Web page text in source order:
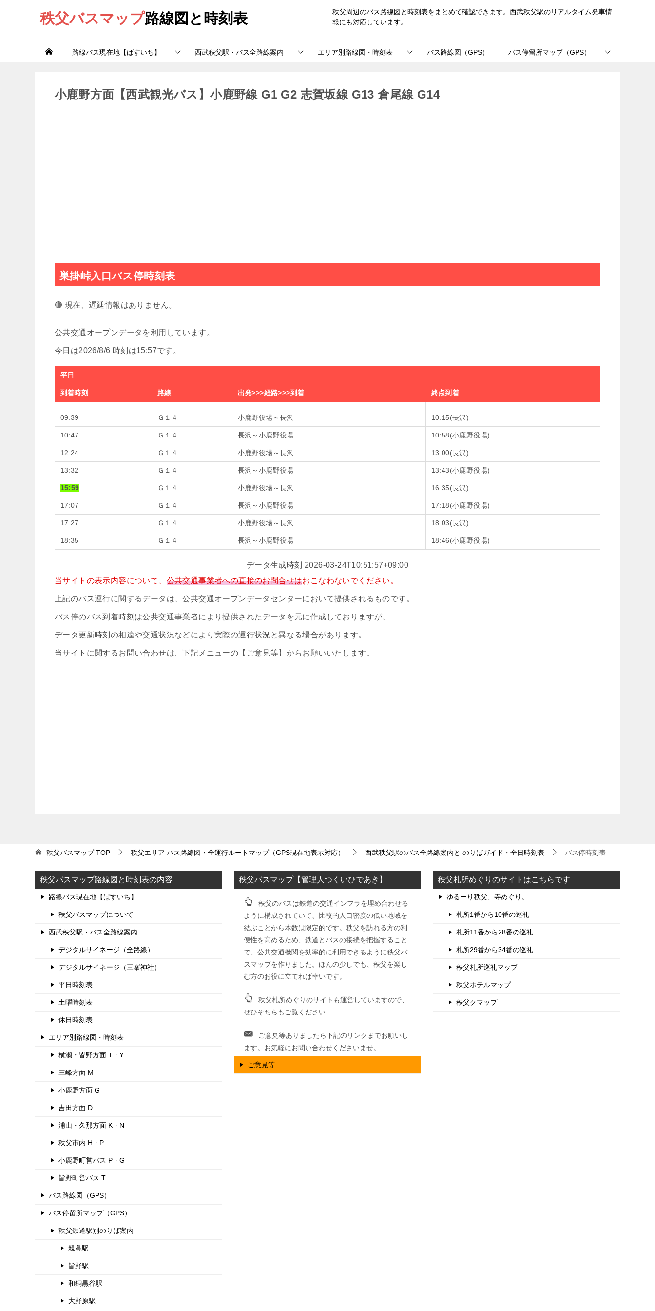
秩父バスマップ路線図と時刻表
秩父周辺のバス路線図と時刻表をまとめて確認できます。西武秩父駅のリアルタイム発車情
報にも対応しています。
路線バス現在地【ばすいち】 西武秩父駅・バス全路線案内 エリア別路線図・時刻表 バス路線図（GPS） バス停留所マップ（GPS）
小鹿野方面【西武観光バス】小鹿野線 G1 G2 志賀坂線 G13 倉尾線 G14
巣掛峠入口バス停時刻表
🟢 現在、遅延情報はありません。
公共交通オープンデータを利用しています。
今日は2026/8/6 時刻は15:57です。
平日
到着時刻 路線 出発>>>経路>>>到着 終点到着
09:39 Ｇ１４ 小鹿野役場～長沢 10:15(長沢)
10:47 Ｇ１４ 長沢～小鹿野役場 10:58(小鹿野役場)
12:24 Ｇ１４ 小鹿野役場～長沢 13:00(長沢)
13:32 Ｇ１４ 長沢～小鹿野役場 13:43(小鹿野役場)
15:59 Ｇ１４ 小鹿野役場～長沢 16:35(長沢)
17:07 Ｇ１４ 長沢～小鹿野役場 17:18(小鹿野役場)
17:27 Ｇ１４ 小鹿野役場～長沢 18:03(長沢)
18:35 Ｇ１４ 長沢～小鹿野役場 18:46(小鹿野役場)
データ生成時刻 2026-03-24T10:51:57+09:00
当サイトの表示内容について、 公共交通事業者への直接のお問合せはおこなわないでください。
上記のバス運行に関するデータは、公共交通オープンデータセンターにおいて提供されるものです。
バス停のバス到着時刻は公共交通事業者により提供されたデータを元に作成しておりますが、
データ更新時刻の相違や交通状況などにより実際の運行状況と異なる場合があります。
当サイトに関するお問い合わせは、下記メニューの【ご意見等】からお願いいたします。
秩父バスマップTOP 秩父エリア バス路線図・全運行ルートマップ（GPS現在地表示対応） 西武秩父駅のバス全路線案内と のりばガイド・全日時刻表 バス停時刻表
秩父バスマップ路線図と時刻表の内容
路線バス現在地【ばすいち】
秩父バスマップについて
西武秩父駅・バス全路線案内
デジタルサイネージ（全路線）
デジタルサイネージ（三峯神社）
平日時刻表
土曜時刻表
休日時刻表
エリア別路線図・時刻表
横瀬・皆野方面 T・Y
三峰方面 M
小鹿野方面 G
吉田方面 D
浦山・久那方面 K・N
秩父市内 H・P
小鹿野町営バス P・G
皆野町営バス T
バス路線図（GPS）
バス停留所マップ（GPS）
秩父鉄道駅別のりば案内
親鼻駅
皆野駅
和銅黒谷駅
大野原駅
秩父バスマップ【管理人つくいひであき】
秩父のバスは鉄道の交通インフラを埋め合わせる
ように構成されていて、比較的人口密度の低い地域を
結ぶことから本数は限定的です。秩父を訪れる方の利
便性を高めるため、鉄道とバスの接続を把握すること
で、公共交通機関を効率的に利用できるように秩父バ
スマップを作りました。ほんの少しでも、秩父を楽し
む方のお役に立てれば幸いです。
秩父札所めぐりのサイトも運営していますので、
ぜひそちらもご覧ください
ご意見等ありましたら下記のリンクまでお願いし
ます。お気軽にお問い合わせくださいませ。
ご意見等
秩父札所めぐりのサイトはこちらです
ゆるーり秩父、寺めぐり。
札所1番から10番の巡礼
札所11番から28番の巡礼
札所29番から34番の巡礼
秩父札所巡礼マップ
秩父ホテルマップ
秩父クマップ